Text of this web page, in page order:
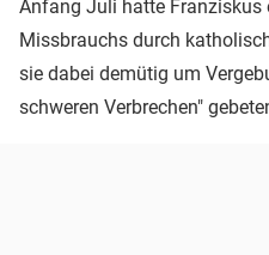
Anfang Juli hatte Franziskus
Missbrauchs durch
sie dabei demütig um
schweren Verbrechen"